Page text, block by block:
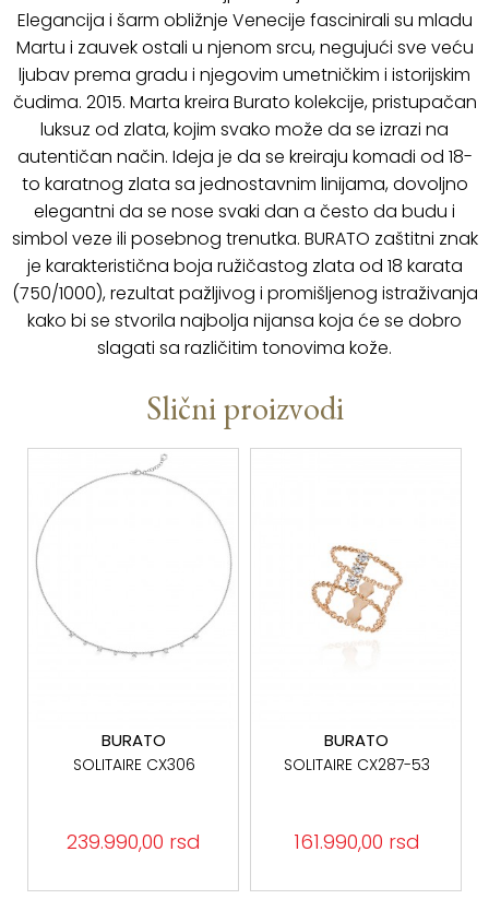
Elegancija i šarm obližnje Venecije fascinirali su mladu
Martu i zauvek ostali u njenom srcu, negujući sve veću
ljubav prema gradu i njegovim umetničkim i istorijskim
čudima. 2015. Marta kreira Burato kolekcije, pristupačan
luksuz od zlata, kojim svako može da se izrazi na
autentičan način. Ideja je da se kreiraju komadi od 18-
to karatnog zlata sa jednostavnim linijama, dovoljno
elegantni da se nose svaki dan a često da budu i
simbol veze ili posebnog trenutka. BURATO zaštitni znak
je karakteristična boja ružičastog zlata od 18 karata
(750/1000), rezultat pažljivog i promišljenog istraživanja
kako bi se stvorila najbolja nijansa koja će se dobro
slagati sa različitim tonovima kože.
Slični proizvodi
BURATO
SOLITAIRE CX306
239.990,00 rsd
BURATO
SOLITAIRE CX287-53
161.990,00 rsd